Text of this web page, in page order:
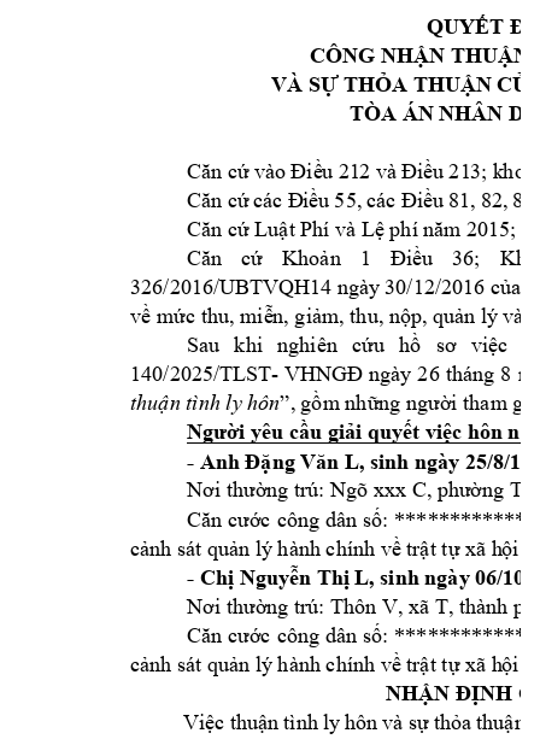
QUYẾT
CÔNG NHẬN THUẬN
VÀ SỰ THỎA THUẬN
TÒA ÁN NHÂN
Căn cứ vào Điều 212 và Điều 213; khoả
Căn cứcác Điều 55, các Điều 81, 82, 8
Căn cứ Luật Phí và Lệ phí năm 2015;
Căn
cứ Khoản 1 Điều 36;
326/2016/UBTVQH14 ngày 30/12/2016 của
về mức thu, miễn, giảm, thu, nộp, quản lý và
Sau
khi nghiên cứu hồ sơ việc
140/2025/TLST- VHNGĐ ngày 26 tháng 8
thuận tình ly hôn”, gồm những người tham
Người yêu cầu giải quyết việc hôn
- Anh Đặng Văn L, sinh ngày 25/8/
Nơi thường trú: Ngõ xxx C, phường T
Căn cước công dân số: ************
cảnh sát quản lý hành chính về trật tự xã hội.
- Chị Nguyễn Thị L, sinh ngày 06/10/
Nơi thường trú: Thôn V, xã T, thành
Căn cước công dân số: ************
cảnh sát quản lý hành chính về trật tự xã hội.
NHẬN ĐỊNH C
Việc thuận tình ly hôn và sự thỏa thuận